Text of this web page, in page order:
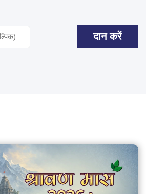
दान करें